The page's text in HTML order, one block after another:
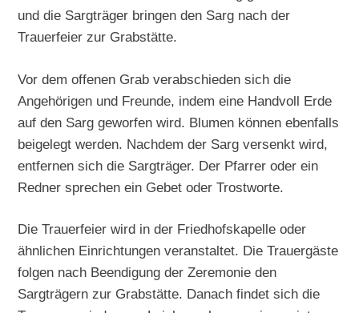
und die Sargträger bringen den Sarg nach der
Trauerfeier zur Grabstätte.
Vor dem offenen Grab verabschieden sich die
Angehörigen und Freunde, indem eine Handvoll Erde
auf den Sarg geworfen wird. Blumen können ebenfalls
beigelegt werden. Nachdem der Sarg versenkt wird,
entfernen sich die Sargträger. Der Pfarrer oder ein
Redner sprechen ein Gebet oder Trostworte.
Die Trauerfeier wird in der Friedhofskapelle oder
ähnlichen Einrichtungen veranstaltet. Die Trauergäste
folgen nach Beendigung der Zeremonie den
Sargträgern zur Grabstätte. Danach findet sich die